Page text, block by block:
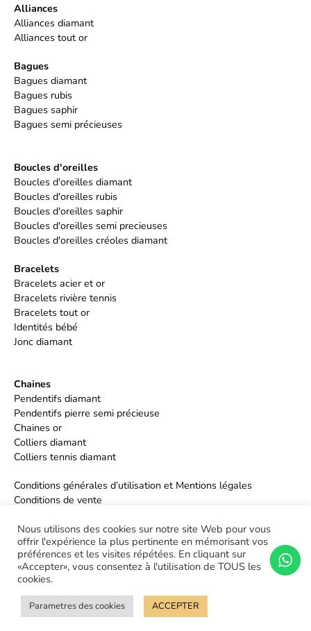
Alliances
Alliances diamant
Alliances tout or
Bagues
Bagues diamant
Bagues rubis
Bagues saphir
Bagues semi précieuses
Boucles d'oreilles
Boucles d'oreilles diamant
Boucles d'oreilles rubis
Boucles d'oreilles saphir
Boucles d'oreilles semi precieuses
Boucles d'oreilles créoles diamant
Bracelets
Bracelets acier et or
Bracelets rivière tennis
Bracelets tout or
Identités bébé
Jonc diamant
Chaines
Pendentifs diamant
Pendentifs pierre semi précieuse
Chaines or
Colliers diamant
Colliers tennis diamant
Conditions générales d’utilisation et Mentions légales
Conditions de vente
Nous utilisons des cookies sur notre site Web pour vous
offrir l'expérience la plus pertinente en mémorisant vos
préférences et les visites répétées. En cliquant sur
«Accepter», vous consentez à l'utilisation de TOUS les
cookies.
Parametres des cookies ACCEPTER